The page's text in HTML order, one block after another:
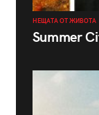
НЕЩАТА ОТ ЖИВОТА
Summer